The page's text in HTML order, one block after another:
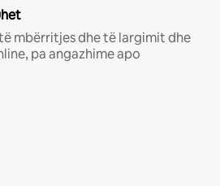
mbërritjes dhe të largimit dhe
pa angazhime apo